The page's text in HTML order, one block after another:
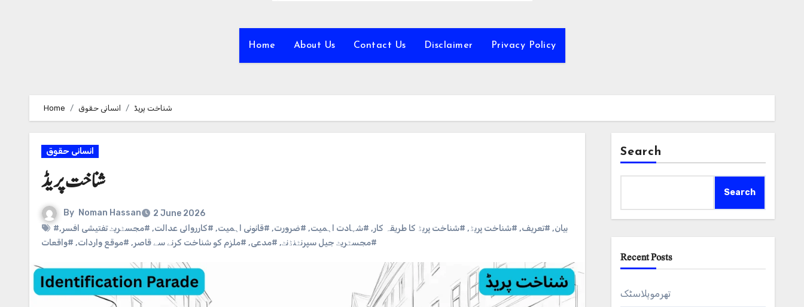
Home About Us Contact Us Disclaimer Privacy Policy
Home انسانی حقوق شناخت پریڈ
انسانی حقوق
شناخت پریڈ
By Noman Hassan
2 June 2026
#بیان, #تعریف, #شناخت پریڈ, #شناخت پریڈ کا طریقہ کار, #شہادت اہمیت, #ضرورت, #قانونی اہمیت, #کارروائی عدالت, #مجسٹریٹ تفتیشی افسر,
#مجسٹریٹ جیل سپرنٹنڈنٹ, #مدعی, #ملزم کو شناخت کرنے سے قاصر, #موقع واردات, #واقعات
Search
Search
Recent Posts
تھرموپلاسٹک